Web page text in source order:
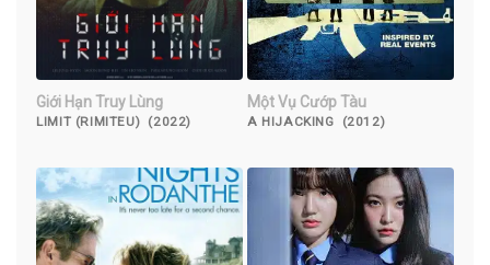
Giới Hạn Truy Lùng
LIMIT (RIMITEU) (2022)
Một Vụ Cướp Tàu
A HIJACKING (2012)